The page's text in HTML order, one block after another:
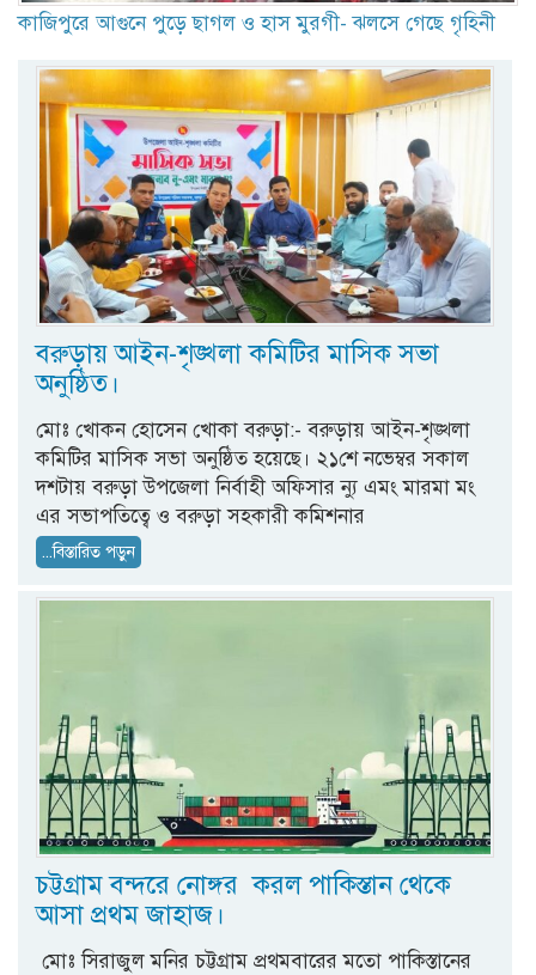
কাজিপুরে আগুনে পুড়ে ছাগল ও হাস মুরগী- ঝলসে গেছে গৃহিনী
বরুড়ায় আইন-শৃঙ্খলা কমিটির মাসিক সভা
অনুষ্ঠিত।
মোঃ খোকন হোসেন খোকা বরুড়া:- বরুড়ায় আইন-শৃঙ্খলা
কমিটির মাসিক সভা অনুষ্ঠিত হয়েছে। ২১শে নভেম্বর সকাল
দশটায় বরুড়া উপজেলা নির্বাহী অফিসার ন্যু এমং মারমা মং
এর সভাপতিত্বে ও বরুড়া সহকারী কমিশনার
...বিস্তারিত পড়ুন
চট্টগ্রাম বন্দরে নোঙ্গর করল পাকিস্তান থেকে
আসা প্রথম জাহাজ।
মোঃ সিরাজুল মনির চট্টগ্রাম প্রথমবারের মতো পাকিস্তানের